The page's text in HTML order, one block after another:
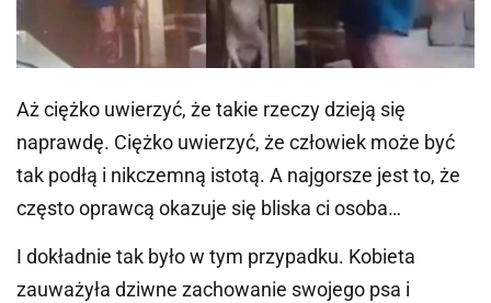
Aż ciężko uwierzyć, że takie rzeczy dzieją się
naprawdę. Ciężko uwierzyć, że człowiek może być
tak podłą i nikczemną istotą. A najgorsze jest to, że
często oprawcą okazuje się bliska ci osoba…
I dokładnie tak było w tym przypadku. Kobieta
zauważyła dziwne zachowanie swojego psa i